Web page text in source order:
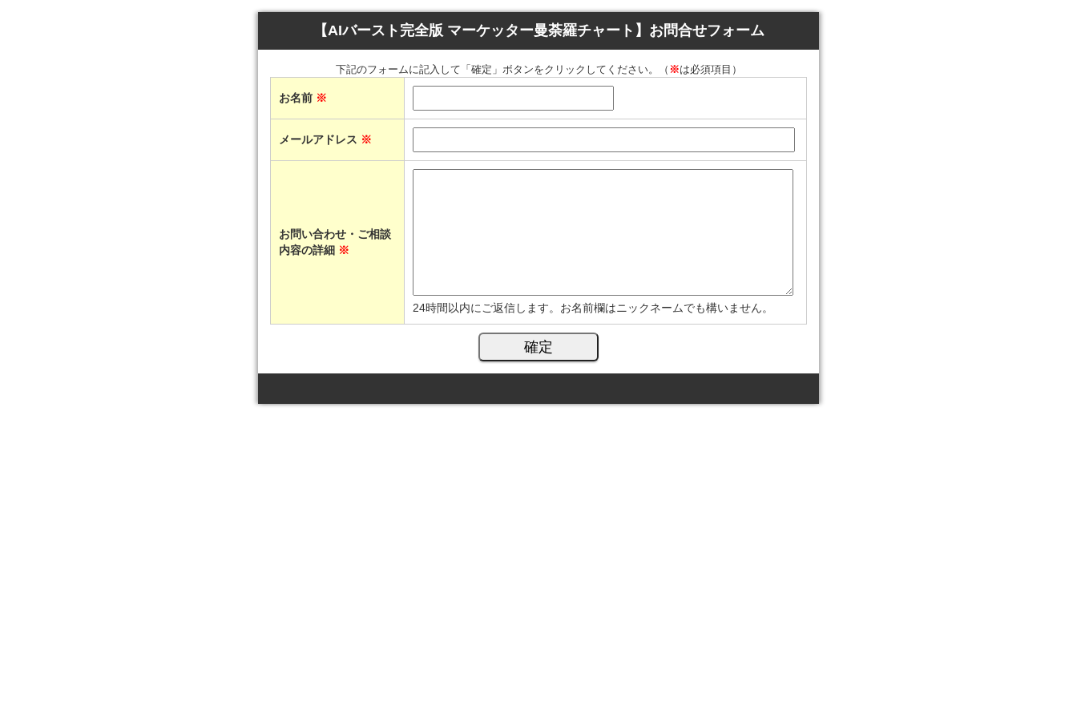
【AIバースト完全版 マーケッター曼荼羅チャート】お問合せフォーム
下記のフォームに記入して「確定」ボタンをクリックしてください。（ ※は必須項目）
お名前 ※
メールアドレス ※
お問い合わせ・ご相談
内容の詳細 ※
24時間以内にご返信します。お名前欄はニックネームでも構いません。